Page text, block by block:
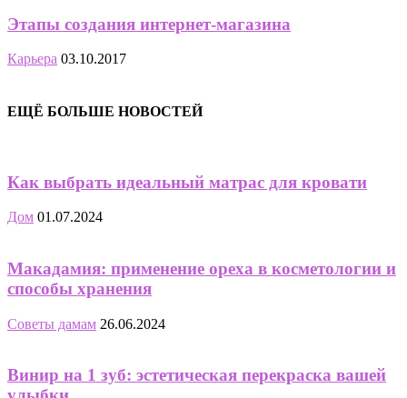
Этапы создания интернет-магазина
Карьера 03.10.2017
ЕЩЁ БОЛЬШЕ НОВОСТЕЙ
Как выбрать идеальный матрас для кровати
Дом 01.07.2024
Макадамия: применение ореха в косметологии и
способы хранения
Советы дамам 26.06.2024
Винир на 1 зуб: эстетическая перекраска вашей